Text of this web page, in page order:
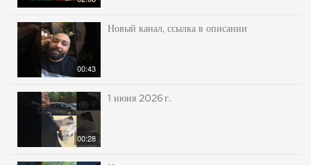
00:43
Новый канал, ссылка в описании
00:28
1 июня 2026 г.